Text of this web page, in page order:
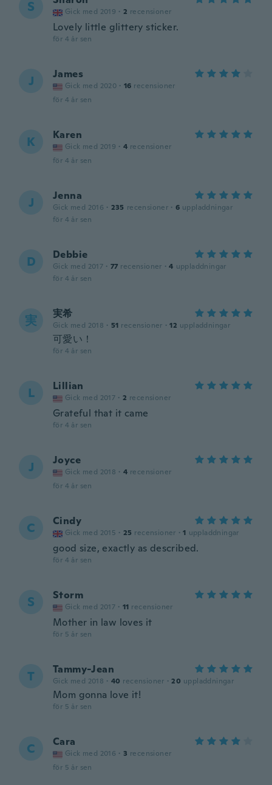
S Gick med 2019 · 2 recensioner
Lovely little glittery sticker.
för 4 år sen
J James
Gick med 2020 · 16 recensioner
för 4 år sen
K Karen
Gick med 2019 · 4 recensioner
för 4 år sen
J Jenna
Gick med 2016 · 235 recensioner · 6 uppladdningar
för 4 år sen
D Debbie
Gick med 2017 · 77 recensioner · 4 uppladdningar
för 4 år sen
実 実希
Gick med 2018 · 51 recensioner · 12 uppladdningar
可愛い！
för 4 år sen
L Lillian
Gick med 2017 · 2 recensioner
Grateful that it came
för 4 år sen
J Joyce
Gick med 2018 · 4 recensioner
för 4 år sen
C Cindy
Gick med 2015 · 25 recensioner · 1 uppladdningar
good size, exactly as described.
för 4 år sen
S Storm
Gick med 2017 · 11 recensioner
Mother in law loves it
för 5 år sen
T Tammy-Jean
Gick med 2018 · 40 recensioner · 20 uppladdningar
Mom gonna love it!
för 5 år sen
C Cara
Gick med 2016 · 3 recensioner
för 5 år sen